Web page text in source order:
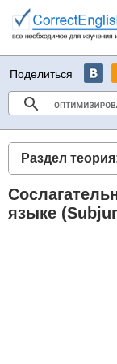
Поделиться
Раздел
языке